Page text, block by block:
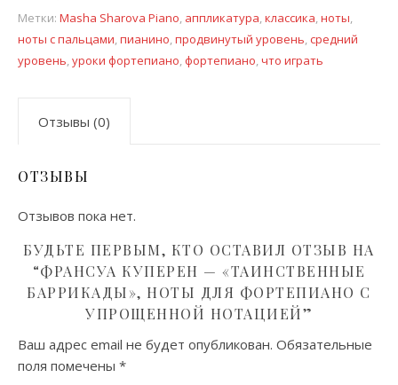
Метки: Masha Sharova Piano, аппликатура,классика,ноты,
ноты с пальцами,пианино,продвинутый уровень,средний
уровень,уроки фортепиано,фортепиано,что играть
Отзывы (0)
ОТЗЫВЫ
Отзывов пока нет.
БУДЬТЕ ПЕРВЫМ, КТО ОСТАВИЛ ОТЗЫВ НА
“ФРАНСУА КУПЕРЕН — «ТАИНСТВЕННЫЕ
БАРРИКАДЫ», НОТЫ ДЛЯ ФОРТЕПИАНО С
УПРОЩЕННОЙ НОТАЦИЕЙ”
Ваш адрес email не будет опубликован. Обязательные
поля помечены *